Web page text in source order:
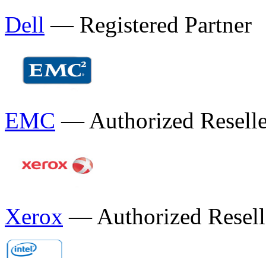
Dell — Registered Partner
EMC — Authorized
Xerox — Authorized